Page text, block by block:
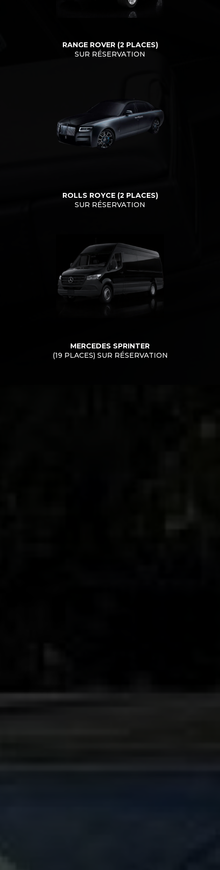
RANGE ROVER (2 PLACES)
SUR RÉSERVATION
ROLLS ROYCE (2 PLACES)
SUR RÉSERVATION
MERCEDES SPRINTER
(19 PLACES) SUR RÉSERVATION